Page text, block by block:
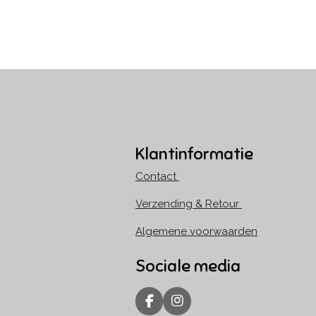
Klantinformatie
Contact
Verzending & Retour
Algemene voorwaarden
Sociale media
F
I